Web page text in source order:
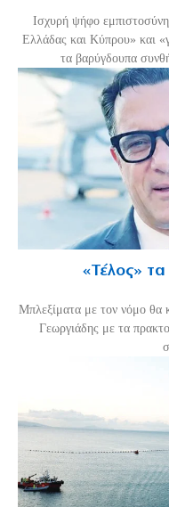
Ισχυρή ψήφο
Ελλάδας και Κύπρου» και
τα βαρύγδουπα
«Τέλος»
Μπλεξίματα με τον νόμο θα
Γεωργιάδης με τα